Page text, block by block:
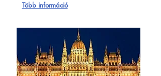
Több információ